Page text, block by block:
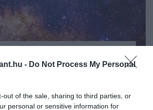
- Do Not Process My Personal
out of the sale, sharing to third parties, or
personal or sensitive information for
szerint az univerzum
mint korábban hittük –
szerint sokkal